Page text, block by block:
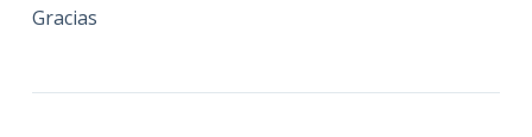
Gracias